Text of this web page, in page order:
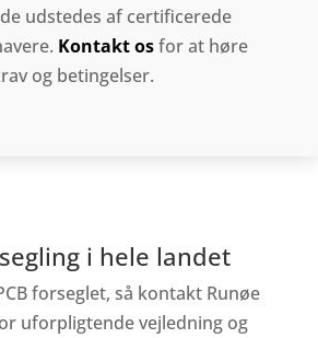
udstedes af certificerede
Kontakt osfor at høre
og betingelser.
i hele landet
forseglet, så kontakt Runøe
uforpligtende vejledning og